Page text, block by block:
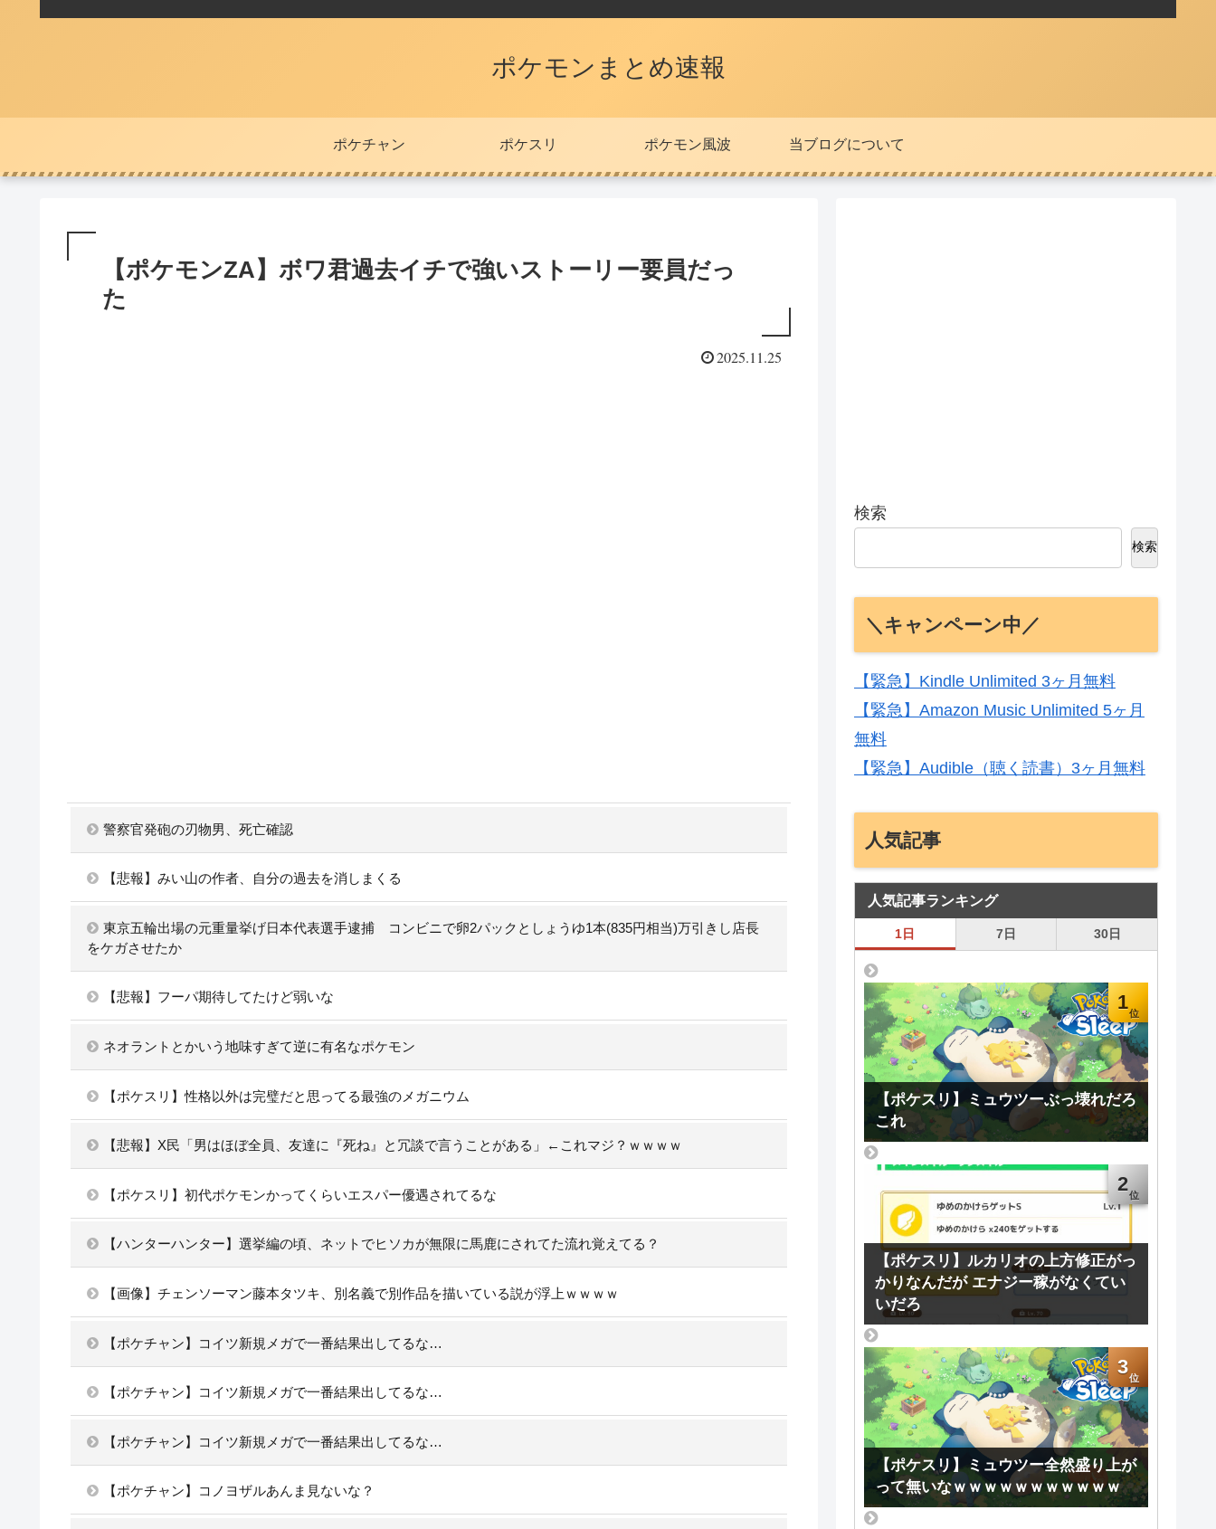
ポケモンまとめ速報
ポケチャン ポケスリ ポケモン風波 当ブログについて
【ポケモンZA】ボワ君過去イチで強いストーリー要員だっ
た
2025.11.25
警察官発砲の刃物男、死亡確認
【悲報】みい山の作者、自分の過去を消しまくる
東京五輪出場の元重量挙げ日本代表選手逮捕 コンビニで卵2パックとしょうゆ1本(835円相当)万引きし店長
をケガさせたか
【悲報】フーパ期待してたけど弱いな
ネオラントとかいう地味すぎて逆に有名なポケモン
【ポケスリ】性格以外は完璧だと思ってる最強のメガニウム
【悲報】X民「男はほぼ全員、友達に『死ね』と冗談で言うことがある」←これマジ？ｗｗｗｗ
【ポケスリ】初代ポケモンかってくらいエスパー優遇されてるな
【ハンターハンター】選挙編の頃、ネットでヒソカが無限に馬鹿にされてた流れ覚えてる？
【画像】チェンソーマン藤本タツキ、別名義で別作品を描いている説が浮上ｗｗｗｗ
【ポケチャン】コイツ新規メガで一番結果出してるな…
【ポケチャン】コイツ新規メガで一番結果出してるな…
【ポケチャン】コイツ新規メガで一番結果出してるな…
【ポケチャン】コノヨザルあんま見ないな？
検索
検索
＼キャンペーン中／
【緊急】Kindle Unlimited 3ヶ月無料
【緊急】Amazon Music Unlimited 5ヶ月
無料
【緊急】Audible（聴く読書）3ヶ月無料
人気記事
人気記事ランキング
1日 7日 30日
1
【ポケスリ】ミュウツーぶっ壊れだろ
これ
2
【ポケスリ】ルカリオの上方修正がっ
かりなんだが エナジー稼がなくてい
いだろ
3
【ポケスリ】ミュウツー全然盛り上が
って無いなｗｗｗｗｗｗｗｗｗｗｗ